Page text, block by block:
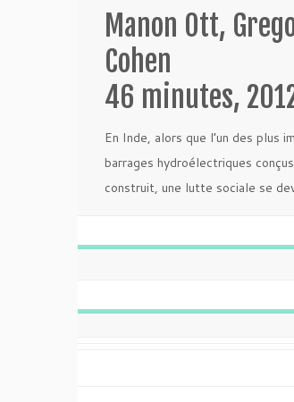
Manon Ott,
Cohen
46 minutes,
En Inde, alors que l’un des plus
barrages hydroélectriques
construit, une lutte sociale se